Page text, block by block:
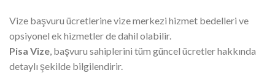
Vize başvuru ücretlerine vize merkezi hizmet bedelleri ve
opsiyonel ek hizmetler de dahil olabilir.
Pisa Vize, başvuru sahiplerini tüm güncel ücretler hakkında
detaylı şekilde bilgilendirir.